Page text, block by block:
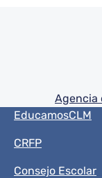
Pie de
Agencia
Menú del pie
EducamosCLM
CRFP
Consejo Escolar